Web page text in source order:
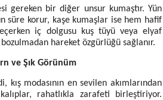
gereken bir diğer unsur kumaştır. Yün
süre korur, kaşe kumaşlar ise hem hafif
iç dolgusu kuş tüyü veya elyaf
hareket özgürlüğü sağlanır.
ve Şık Görünüm
kış modasının en sevilen akımlarından
rahatlıkla zarafeti birleştiriyor.